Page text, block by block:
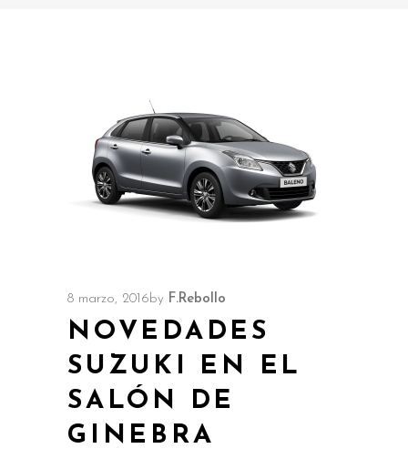
8 marzo, 2016 by F.Rebollo
NOVEDADES
SUZUKI EN EL
SALÓN DE
GINEBRA